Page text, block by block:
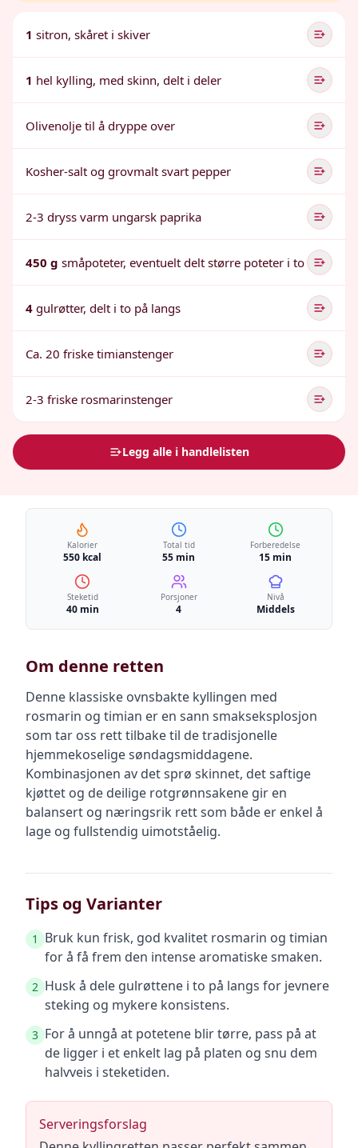
1 sitron, skåret i skiver
1 hel kylling, med skinn, delt i deler
Olivenolje til å dryppe over
Kosher-salt og grovmalt svart pepper
2-3 dryss varm ungarsk paprika
450 g småpoteter, eventuelt delt større poteter i to
4 gulrøtter, delt i to på langs
Ca. 20 friske timianstenger
2-3 friske rosmarinstenger
Legg alle i handlelisten
Kalorier
550 kcal
Total tid
55 min
Forberedelse
15 min
Steketid
40 min
Porsjoner
4
Nivå
Middels
Om denne retten
Denne klassiske ovnsbakte kyllingen med
rosmarin og timian er en sann smakseksplosjon
som tar oss rett tilbake til de tradisjonelle
hjemmekoselige søndagsmiddagene.
Kombinasjonen av det sprø skinnet, det saftige
kjøttet og de deilige rotgrønnsakene gir en
balansert og næringsrik rett som både er enkel å
lage og fullstendig uimotståelig.
Tips og Varianter
1
Bruk kun frisk, god kvalitet rosmarin og timian
for å få frem den intense aromatiske smaken.
2 Husk å dele gulrøttene i to på langs for jevnere
steking og mykere konsistens.
3 For å unngå at potetene blir tørre, pass på at
de ligger i et enkelt lag på platen og snu dem
halvveis i steketiden.
Serveringsforslag